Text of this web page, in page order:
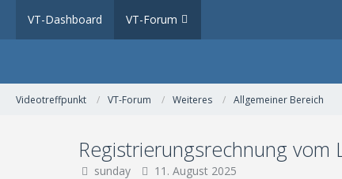
VT-Dashboard VT-Forum
Videotreffpunkt VT-Forum Weiteres Allgemeiner Bereich
Registrierungsrechnung
sunday 11. August 2025